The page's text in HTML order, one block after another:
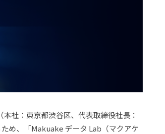
社：東京都渋谷区、代表取締役社長：
め、「Makuake データ Lab（マクアケ